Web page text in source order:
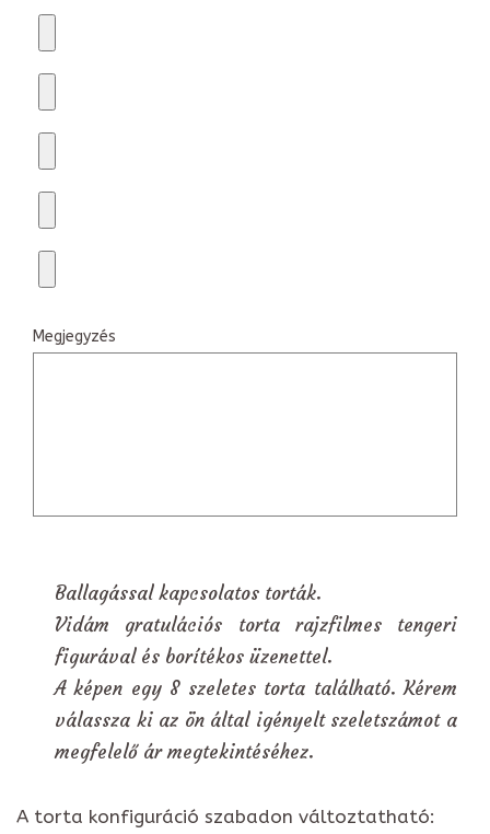
Megjegyzés
Ballagással kapcsolatos torták.
Vidám gratulációs torta rajzfilmes tengeri
figurával és borítékos üzenettel.
A képen egy 8 szeletes torta található. Kérem
válassza ki az ön által igényelt szeletszámot a
megfelelő ár megtekintéséhez.
A torta konfiguráció szabadon változtatható: